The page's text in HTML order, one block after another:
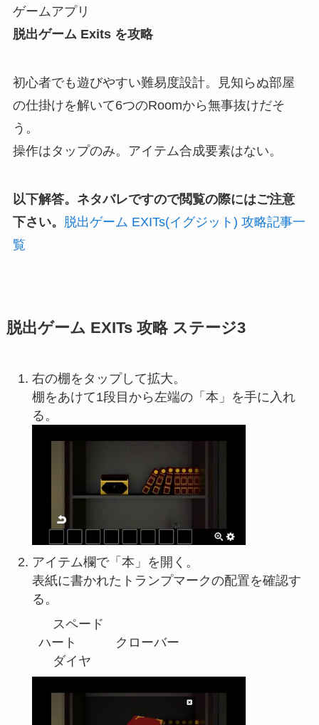
ゲームアプリ
脱出ゲーム Exits を攻略
初心者でも遊びやすい難易度設計。見知らぬ部屋
の仕掛けを解いて6つのRoomから無事抜けだそ
う。
操作はタップのみ。アイテム合成要素はない。
以下解答。ネタバレですので閲覧の際にはご注意
下さい。 脱出ゲーム EXITs(イグジット) 攻略記事一
覧
脱出ゲーム EXITs 攻略 ステージ3
右の棚をタップして拡大。
棚をあけて1段目から左端の「本」を手に入れ
る。
アイテム欄で「本」を開く。
表紙に書かれたトランプマークの配置を確認す
る。
ハート　　　クローバー